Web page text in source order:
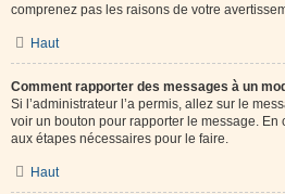
comprenez pas les raisons de votre
Haut
Comment rapporter des messages à un
Si l’administrateur l’a permis, allez sur le
voir un bouton pour rapporter le message.
aux étapes nécessaires pour le faire.
Haut